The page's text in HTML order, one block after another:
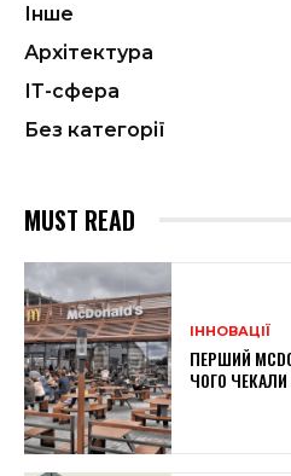
Інше
Архітектура
ІТ-сфера
Без категорії
MUST READ
ІННОВАЦІЇ
ПЕРШИЙ
ЧОГО